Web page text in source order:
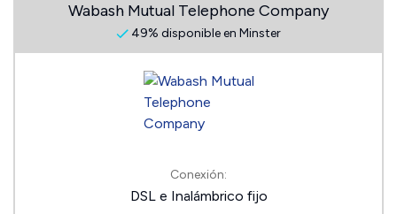
Wabash Mutual Telephone Company
49% disponible en Minster
Conexión:
DSL e Inalámbrico fijo